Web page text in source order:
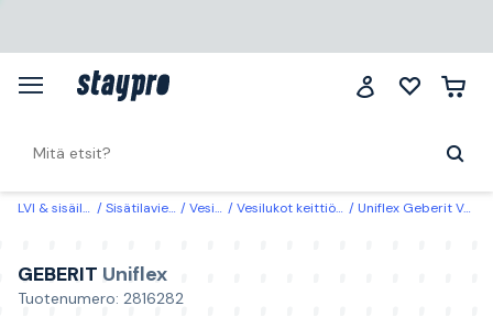
LVI & sisäilma Sisätilaviemäri Vesilukot Vesilukot keittiö & kylpyhuone Uniflex Geberit Vesilukko 40 mm x G32
GEBERIT Uniflex
Tuotenumero: 2816282